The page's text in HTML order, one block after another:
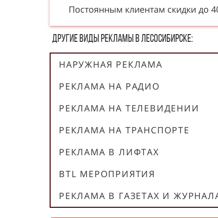
Постоянным клиентам скидки до
Другие в​​​​иды рекламы в Лесосибирске:
НАРУЖНАЯ РЕКЛАМА
РЕКЛАМА НА РАДИО
РЕКЛАМА НА ТЕЛЕВИДЕНИИ
РЕКЛАМА НА ТРАНСПОРТЕ
РЕКЛАМА В ЛИФТАХ
BTL МЕРОПРИЯТИЯ
РЕКЛАМА В ГАЗЕТАХ И